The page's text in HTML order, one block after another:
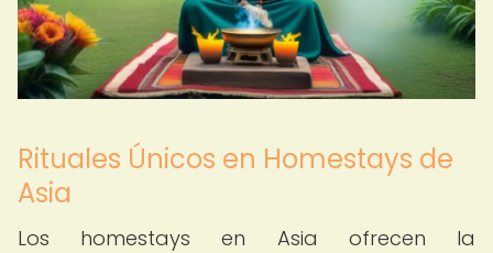
Rituales Únicos en Homestays de
Asia
Los homestays en Asia ofrecen la